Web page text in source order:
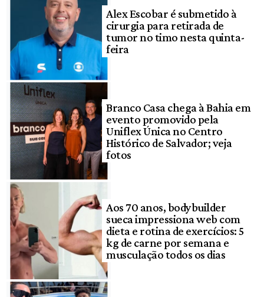
Alex Escobar é submetido à
cirurgia para retirada de
tumor no timo nesta quinta-
feira
Branco Casa chega à Bahia em
evento promovido pela
Uniflex Única no Centro
Histórico de Salvador; veja
fotos
Aos 70 anos, bodybuilder
sueca impressiona web com
dieta e rotina de exercícios: 5
kg de carne por semana e
musculação todos os dias